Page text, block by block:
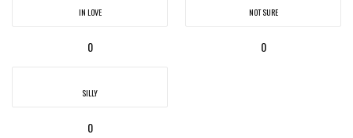
IN LOVE
0
NOT SURE
0
SILLY
0